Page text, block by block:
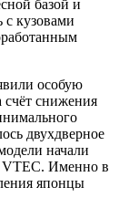
базой и
с кузовами
особую
счёт снижения
двухдверное
начали
VTEC. Именно в
японцы